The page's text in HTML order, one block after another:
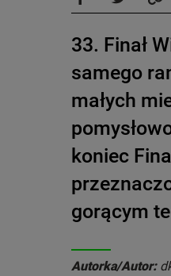
33. Finał
samego
małych
koniec
gorącym
Autorka/Autor: